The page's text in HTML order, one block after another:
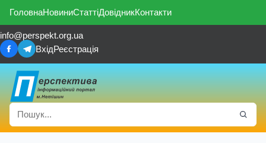
ГоловнаНовиниСтаттіДовідникКонтакти
info@perspekt.org.ua
ВхідРеєстрація